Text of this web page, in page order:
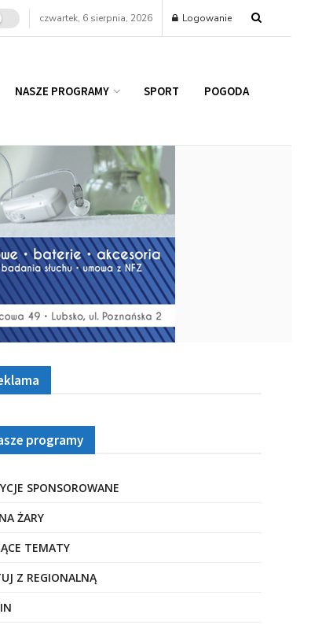
czwartek, 6 sierpnia, 2026 Logowanie
NASZE PROGRAMY SPORT POGODA
programy
SPONSOROWANE
ŻARY
TEMATY
Z REGIONALNĄ